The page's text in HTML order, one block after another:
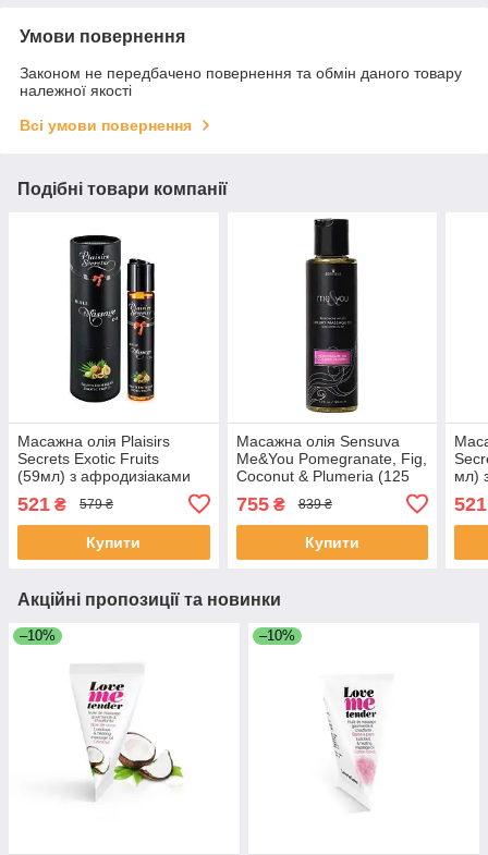
Умови повернення
Законом не передбачено повернення та обмін даного товару
належної якості
Всі умови повернення
Подібні товари компанії
Масажна олія Plaisirs
Secrets Exotic Fruits
(59мл) з афродизіаками
паковання
521 ₴ 579 ₴
Купити
Масажна олія Sensuva
Me&You Pomegranate, Fig,
Coconut & Plumeria (125
755₴ 839 ₴
Купити
мл)
521
Акційні пропозиції та новинки
–10% –10%